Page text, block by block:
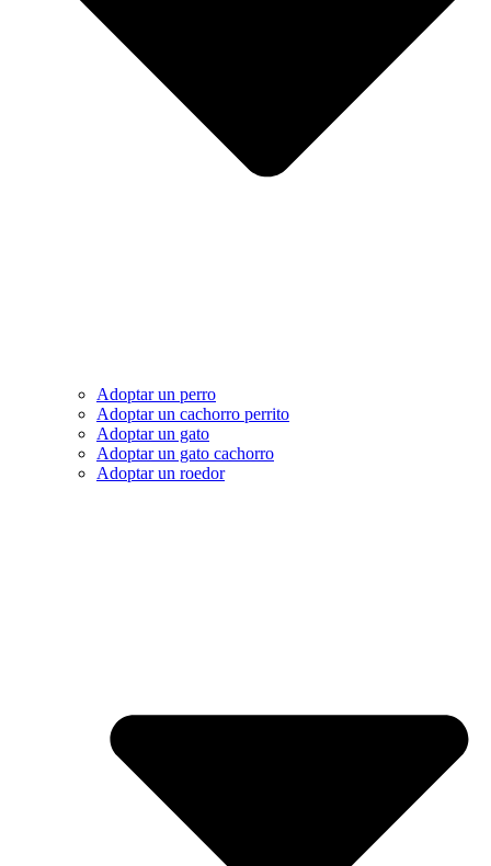
Adoptar un perro
Adoptar un cachorro perrito
Adoptar un gato
Adoptar un gato cachorro
Adoptar un roedor